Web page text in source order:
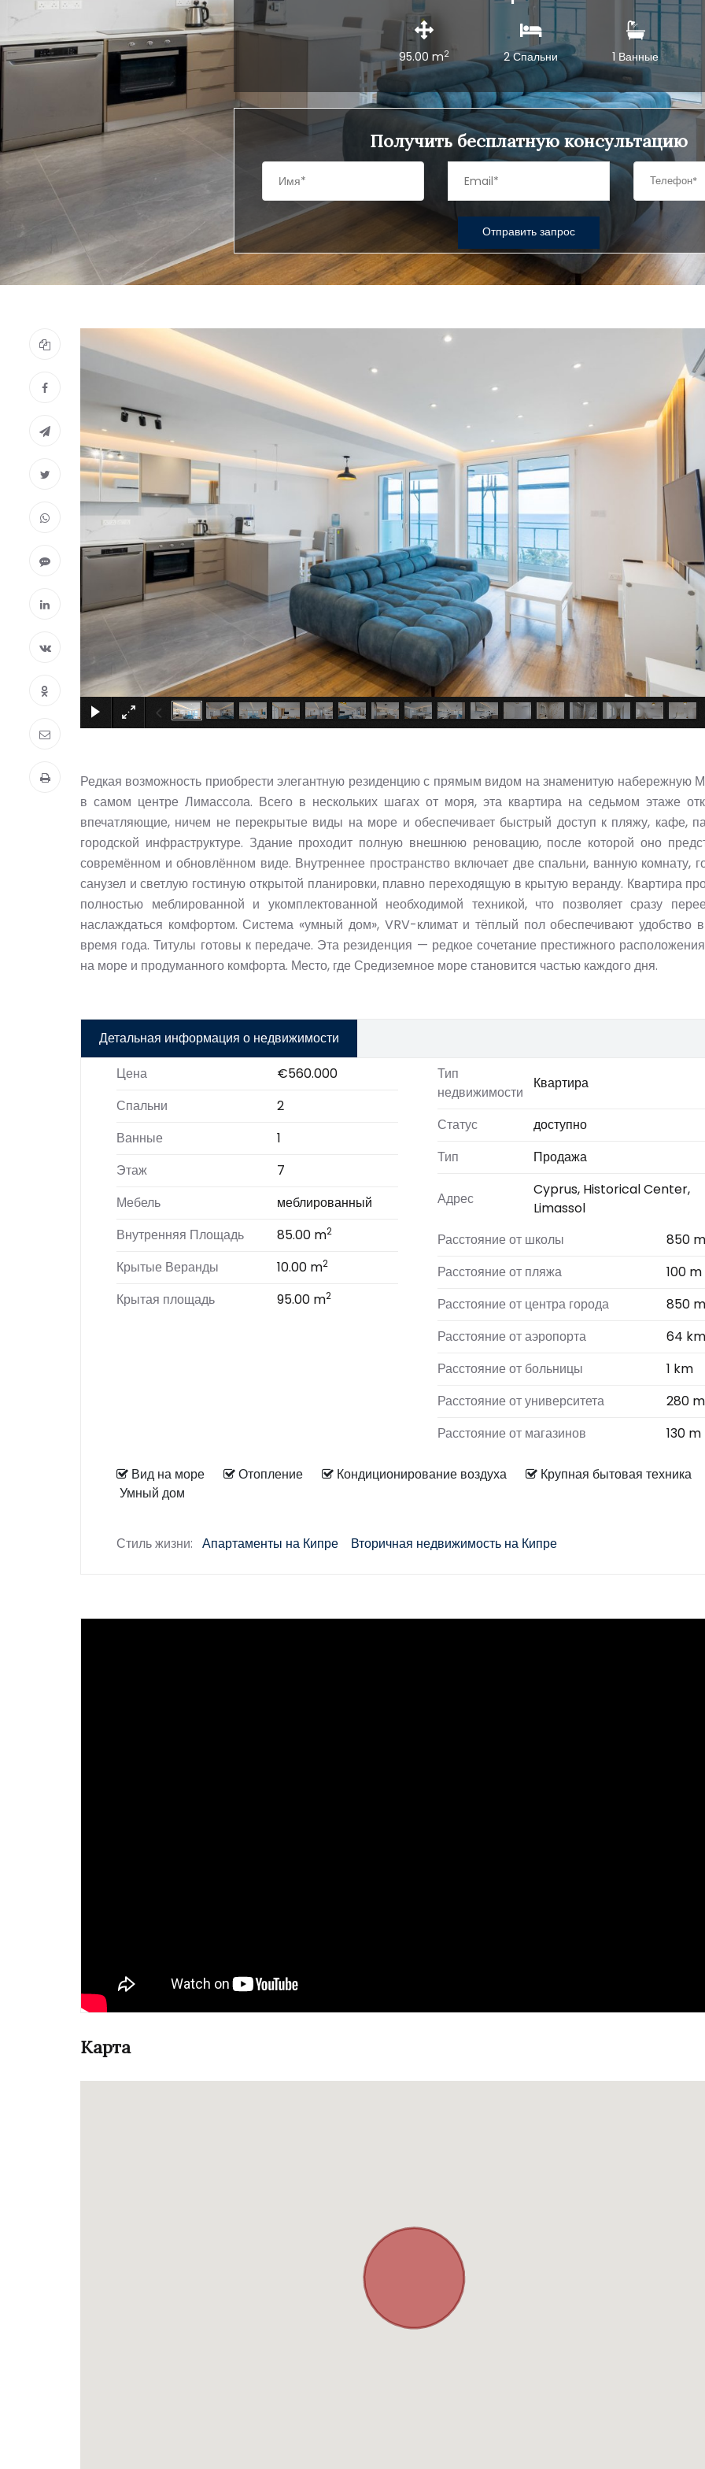
95.00 m2 2 Спальни 1 Ванные
Получить бесплатную консультацию
Отправить запрос
Редкая возможность приобрести элегантную резиденцию с прямым видом на знаменитую набережную
в самом центре Лимассола. Всего в нескольких шагах от моря, эта квартира на седьмом этаже
впечатляющие, ничем не перекрытые виды на море и обеспечивает быстрый доступ к пляжу, кафе,
городской инфраструктуре. Здание проходит полную внешнюю реновацию, после которой оно
совремённом и обновлённом виде. Внутреннее пространство включает две спальни, ванную комнату,
санузел и светлую гостиную открытой планировки, плавно переходящую в крытую веранду. Квартира
полностью меблированной и укомплектованной необходимой техникой, что позволяет сразу
наслаждаться комфортом. Система «умный дом», VRV-климат и тёплый пол обеспечивают удобство
время года. Титулы готовы к передаче. Эта резиденция — редкое сочетание престижного
на море и продуманного комфорта. Место, где Средиземное море становится частью каждого дня.
Детальная информация о недвижимости
Цена
€560.000
Спальни
2
Ванные
1
Этаж
7
Мебель
меблированный
Внутренняя Площадь
85.00 m2
Крытые Веранды 10.00 m2
Крытая площадь 95.00 m2
Тип
недвижимости
Квартира
Статус
доступно
Тип
Продажа
Адрес
Cyprus, Historical Center,
Limassol
Расстояние от школы
850 m
Расстояние от пляжа
100 m
Расстояние от центра города
850 m
Расстояние от аэропорта
64 km
Расстояние от больницы
1 km
Расстояние от университета
280 m
Расстояние от магазинов
130 m
Вид на море Отопление Кондиционирование воздуха
Крупная бытовая
Умный дом
Стиль жизни: Апартаменты на Кипре Вторичная недвижимость на Кипре
Карта